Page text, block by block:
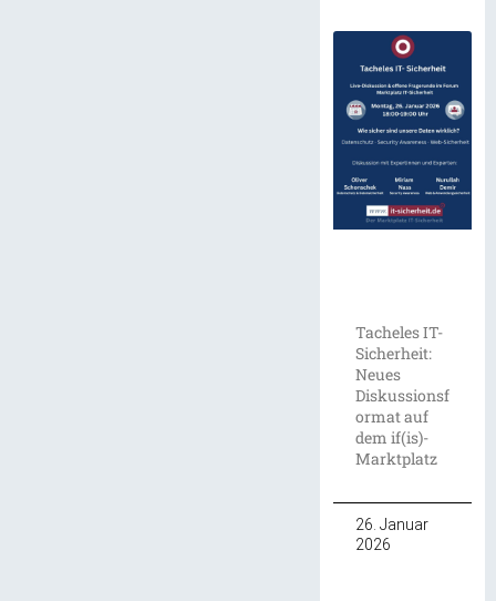
Tacheles IT-
Sicherheit:
Neues
Diskussionsf
ormat auf
dem if(is)-
Marktplatz
26. Januar
2026